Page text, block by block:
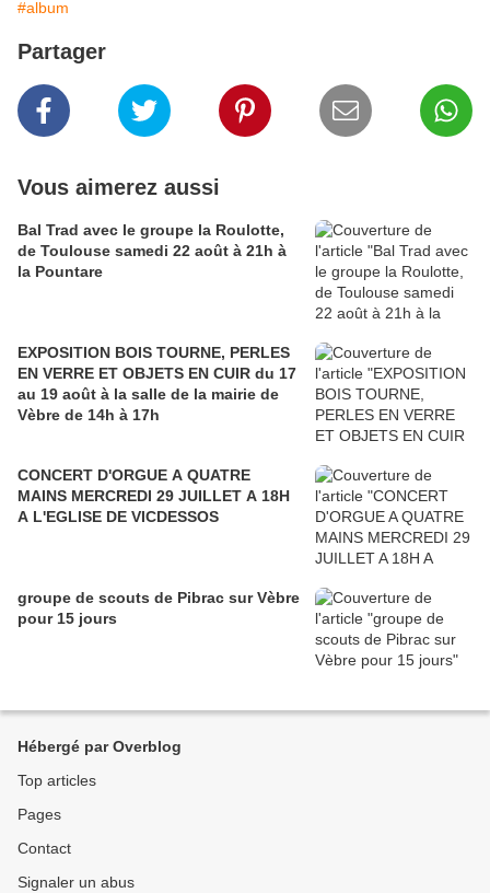
#album
Partager
Vous aimerez aussi
Bal Trad avec le groupe la Roulotte,
de Toulouse samedi 22 août à 21h à
la Pountare
EXPOSITION BOIS TOURNE, PERLES
EN VERRE ET OBJETS EN CUIR du 17
au 19 août à la salle de la mairie de
Vèbre de 14h à 17h
CONCERT D'ORGUE A QUATRE
MAINS MERCREDI 29 JUILLET A 18H
A L'EGLISE DE VICDESSOS
groupe de scouts de Pibrac sur Vèbre
pour 15 jours
Hébergé par Overblog
Top articles
Pages
Contact
Signaler un abus